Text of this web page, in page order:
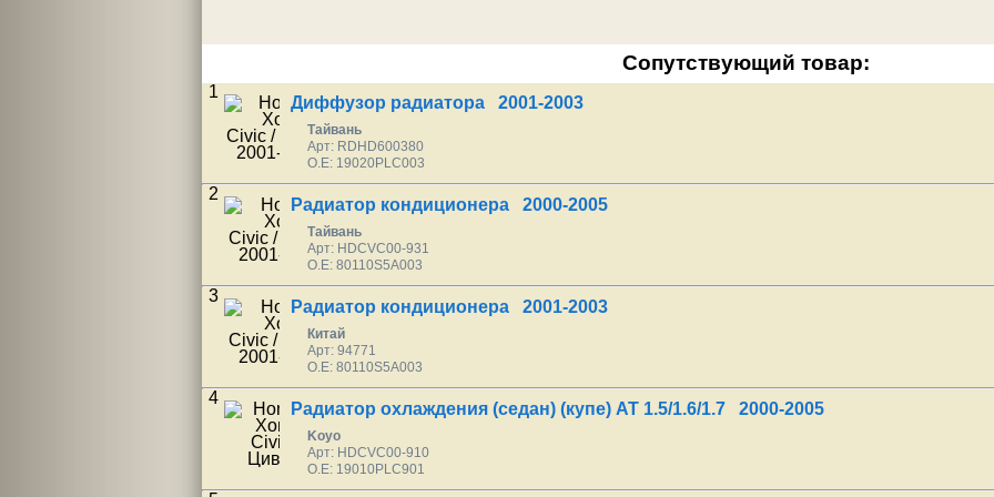
Сопутствующий товар:
1
Диффузор радиатора 2001-2003
Тайвань
Арт: RDHD600380
O.E: 19020PLC003
2
Радиатор кондиционера 2000-2005
Тайвань
Арт: HDCVC00-931
O.E: 80110S5A003
3
Радиатор кондиционера 2001-2003
Китай
Арт: 94771
O.E: 80110S5A003
4
Радиатор охлаждения (седан) (купе) АТ 1.5/1.6/1.7 2000-2005
Koyo
Арт: HDCVC00-910
O.E: 19010PLC901